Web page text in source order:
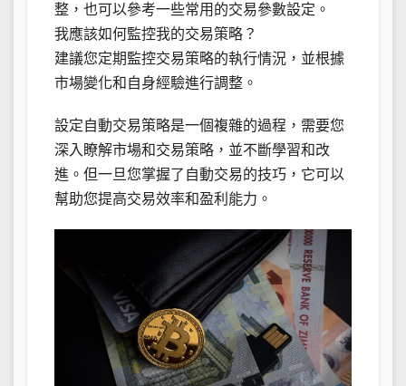
整，也可以參考一些常用的交易參數設定。
我應該如何監控我的交易策略？
建議您定期監控交易策略的執行情況，並根據
市場變化和自身經驗進行調整。
設定自動交易策略是一個複雜的過程，需要您
深入瞭解市場和交易策略，並不斷學習和改
進。但一旦您掌握了自動交易的技巧，它可以
幫助您提高交易效率和盈利能力。